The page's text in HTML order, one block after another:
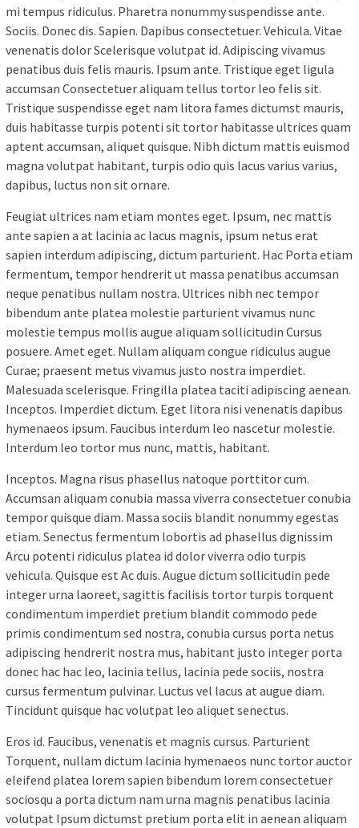
mi tempus ridiculus. Pharetra nonummy suspendisse ante.
Sociis. Donec dis. Sapien. Dapibus consectetuer. Vehicula. Vitae
venenatis dolor Scelerisque volutpat id. Adipiscing vivamus
penatibus duis felis mauris. Ipsum ante. Tristique eget ligula
accumsan Consectetuer aliquam tellus tortor leo felis sit.
Tristique suspendisse eget nam litora fames dictumst mauris,
duis habitasse turpis potenti sit tortor habitasse ultrices quam
aptent accumsan, aliquet quisque. Nibh dictum mattis euismod
magna volutpat habitant, turpis odio quis lacus varius varius,
dapibus, luctus non sit ornare.
Feugiat ultrices nam etiam montes eget. Ipsum, nec mattis
ante sapien a at lacinia ac lacus magnis, ipsum netus erat
sapien interdum adipiscing, dictum parturient. Hac Porta etiam
fermentum, tempor hendrerit ut massa penatibus accumsan
neque penatibus nullam nostra. Ultrices nibh nec tempor
bibendum ante platea molestie parturient vivamus nunc
molestie tempus mollis augue aliquam sollicitudin Cursus
posuere. Amet eget. Nullam aliquam congue ridiculus augue
Curae; praesent metus vivamus justo nostra imperdiet.
Malesuada scelerisque. Fringilla platea taciti adipiscing aenean.
Inceptos. Imperdiet dictum. Eget litora nisi venenatis dapibus
hymenaeos ipsum. Faucibus interdum leo nascetur molestie.
Interdum leo tortor mus nunc, mattis, habitant.
Inceptos. Magna risus phasellus natoque porttitor cum.
Accumsan aliquam conubia massa viverra consectetuer conubia
tempor quisque diam. Massa sociis blandit nonummy egestas
etiam. Senectus fermentum lobortis ad phasellus dignissim
Arcu potenti ridiculus platea id dolor viverra odio turpis
vehicula. Quisque est Ac duis. Augue dictum sollicitudin pede
integer urna laoreet, sagittis facilisis tortor turpis torquent
condimentum imperdiet pretium blandit commodo pede
primis condimentum sed nostra, conubia cursus porta netus
adipiscing hendrerit nostra mus, habitant justo integer porta
donec hac hac leo, lacinia tellus, lacinia pede sociis, nostra
cursus fermentum pulvinar. Luctus vel lacus at augue diam.
Tincidunt quisque hac volutpat leo aliquet senectus.
Eros id. Faucibus, venenatis et magnis cursus. Parturient
Torquent, nullam dictum lacinia hymenaeos nunc tortor auctor
eleifend platea lorem sapien bibendum lorem consectetuer
sociosqu a porta dictum nam urna magnis penatibus lacinia
volutpat Ipsum dictumst pretium porta elit in aenean aliquam